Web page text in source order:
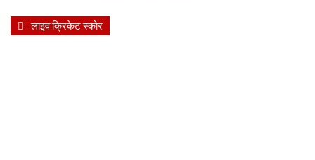
लाइव क्रिकेट स्कोर